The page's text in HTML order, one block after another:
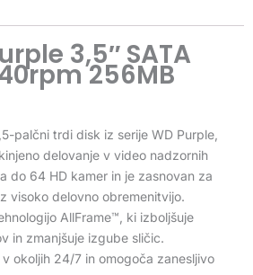
3,5″ SATA
256MB
palčni trdi disk iz serije WD Purple,
delovanje v video nadzornih
do 64 HD kamer in je zasnovan za
visoko delovno obremenitvijo.
AllFrame™, ki izboljšuje
in zmanjšuje izgube sličic.
okoljih 24/7 in omogoča zanesljivo